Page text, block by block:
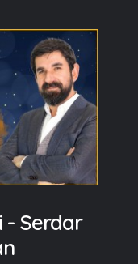
- Serdar